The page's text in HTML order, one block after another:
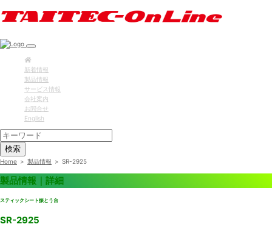
新着情報
製品情報
サービス情報
会社案内
お問合せ
English
検索
Home > 製品情報 > SR-2925
製品情報｜詳細
スティックシート振とう台
SR-2925